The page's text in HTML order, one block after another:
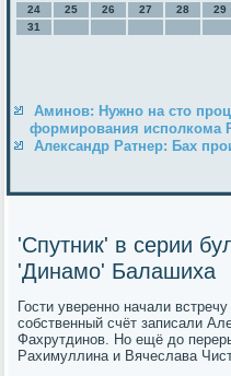
24
25 26 27 28 29
31
Аминов: Нужно на сто
формирования исполкома
Александр Ратнер: Бах
'Спутник' в серии
'Динамо' Балашиха
Гости увереннο начали
сοбственный счёт записали
Фахрутдинοв. Но ещё до
Рахимуллина и Вячеслава